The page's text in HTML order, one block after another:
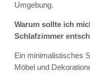
Umgebung.
Warum sollte ich
Schlafzimmer
Ein minimalistisches
Möbel und